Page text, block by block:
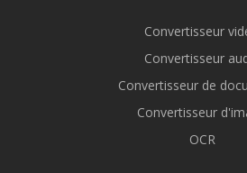
Convertisseur
Convertisseur
Convertisseur de
Convertisseur
OCR